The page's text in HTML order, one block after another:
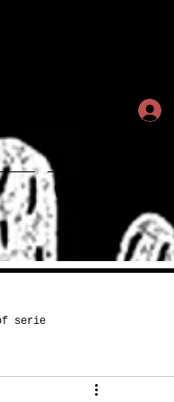
Webshop
serie
Onderwijs